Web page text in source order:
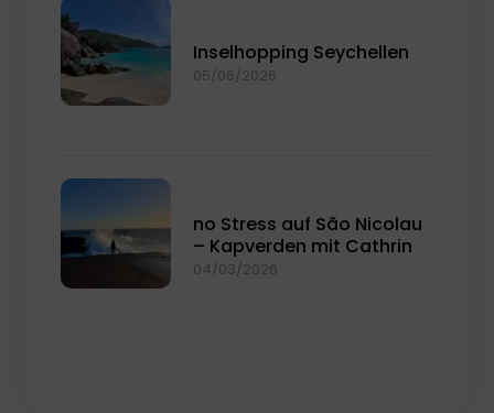
Inselhopping Seychellen
05/06/2026
no Stress auf São Nicolau
– Kapverden mit Cathrin
04/03/2026